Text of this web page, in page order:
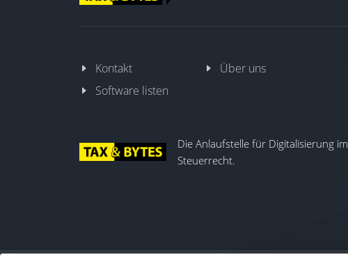
Kontakt
Über uns
Software listen
Die Anlaufstelle für Digitalisierung im
Steuerrecht.